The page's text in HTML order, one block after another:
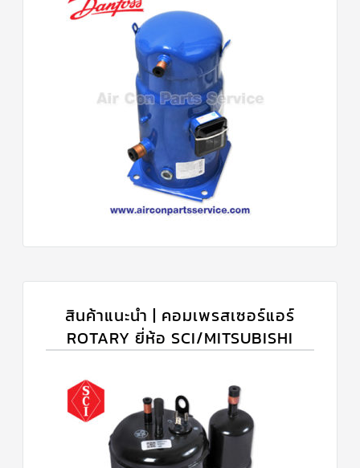
สินค้าแนะนำ | คอมเพรสเซอร์แอร์
ROTARY ยี่ห้อ SCI/MITSUBISHI